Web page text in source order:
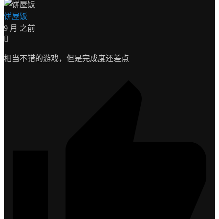
饼屋饭
9 月 之前
相当不错的游戏，但是完成度还差点